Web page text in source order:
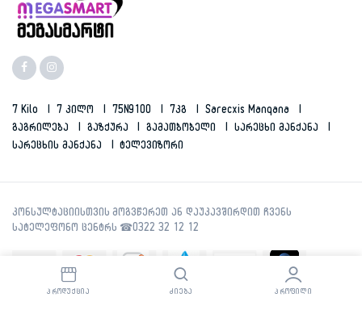
7 Kilo 7 Კილო 75N9100 7კგ
Sarecxis Manqana
Გაგრილება
Გაზქურა Გამათბობელი
Სარეცხი Მანქანა
Სარეცხის Მანქანა
Ტელევიზორი
ᲞᲠᲝᲓᲣᲥᲪᲘᲐ ᲫᲘᲔᲑᲐ ᲞᲠᲝᲤᲘᲚᲘ